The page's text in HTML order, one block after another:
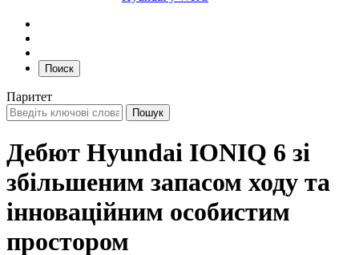
Поиск
Паритет
Дебют Hyundai IONIQ 6 зі
збільшеним запасом ходу та
інноваційним особистим
простором